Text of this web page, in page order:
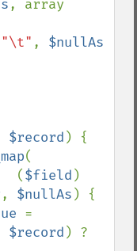
"\t" ,
$record ) {
(
(
$field )
, $nullAs ) {
$record